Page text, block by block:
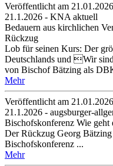
Veröffentlicht am 21­.01.2026
21.1.2026 - KNA aktuell
Bedauern aus kirchlichen
Rückzug
Lob für seinen Kurs: Der
Deutschlands und Wir
von Bischof Bätzing als
Mehr
Veröffentlicht am 21­.01.2026
21.1.2026 - augsburger-
Bischofskonferenz Wie geht
Der Rückzug Georg
Bischofskonferenz ...
Mehr